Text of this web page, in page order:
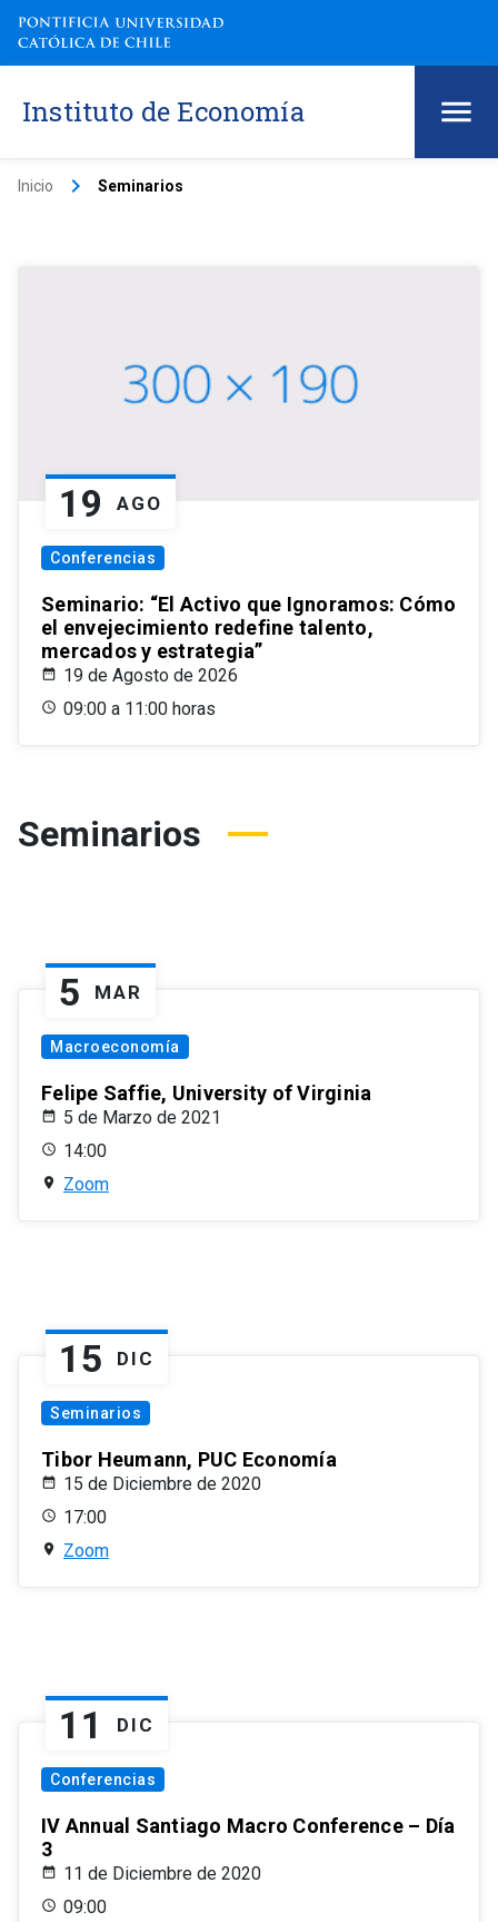
Instituto de Economía
Inicio keyboard_arrow_right Seminarios
19 AGO
Conferencias
Seminario: “El Activo que Ignoramos: Cómo
el envejecimiento redefine talento,
mercados y estrategia”
19 de Agosto de 2026
09:00 a 11:00 horas
Seminarios
5 MAR
Macroeconomía
Felipe Saffie, University of Virginia
5 de Marzo de 2021
14:00
Zoom
15 DIC
Seminarios
Tibor Heumann, PUC Economía
15 de Diciembre de 2020
17:00
Zoom
11 DIC
Conferencias
IV Annual Santiago Macro Conference – Día
3
11 de Diciembre de 2020
09:00